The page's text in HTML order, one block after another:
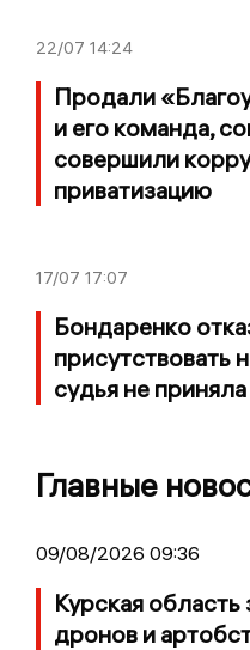
22/07 14:24
Продали
и его команда,
совершили
приватизацию
17/07 17:07
Бондаренко
присутствовать
судья не
Главные
09/08/2026 09:36
Курская область
дронов и